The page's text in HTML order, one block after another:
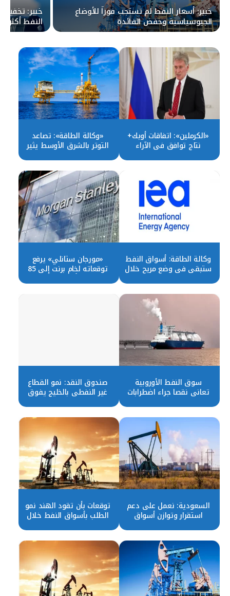
خبير: أسعار النفط لم تستجب فوراً للأوضاع
الجيوسياسية وخفض الفائدة
خبير:
النفط أكثر
«الكرملين»: اتفاقات أوبك+
نتاج توافق في الآراء
«وكالة الطاقة»: تصاعد
التوتر بالشرق الأوسط يثير
وكالة الطاقة: أسواق النفط
ستبقى في وضع مريح خلال
«مورجان ستانلي» يرفع
توقعاته لخام برنت إلى 85
سوق النفط الأوروبية
تعاني نقصا جراء اضطرابات
صندوق النقد: نمو القطاع
غير النفطي بالخليج يفوق
السعودية: نعمل على دعم
استقرار وتوازن أسواق
توقعات بأن تقود الهند نمو
الطلب بأسواق النفط خلال